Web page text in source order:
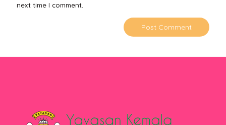
next time I comment.